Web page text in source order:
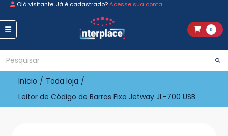
Olá visitante. Já é cadastrado?Acesse sua conta.
0
Início / Toda loja /
Leitor de Código de Barras Fixo Jetway JL-700 USB